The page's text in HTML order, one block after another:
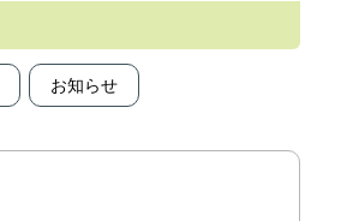
お知らせ